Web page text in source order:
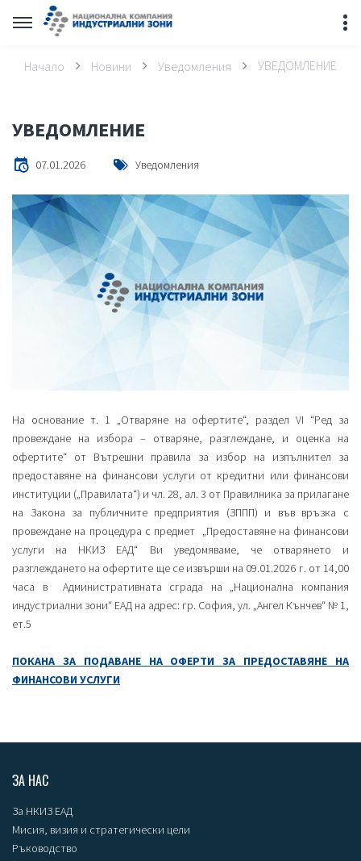
Начало Новини Уведомления УВЕДОМЛЕНИЕ
УВЕДОМЛЕНИЕ
07.01.2026 Уведомления
На основание т. 1 „Отваряне на офертите“, раздел VI “Ред за
провеждане на избора – отваряне, разглеждане, и оценка на
офертите“ от Вътрешни правила за избор на изпълнител за
предоставяне на финансови услуги от кредитни или финансови
институции („Правилата“) и чл. 28, ал. 3 от Правилника за прилагане
на Закона за публичните предприятия (ЗППП) и във връзка с
провеждане на процедура с предмет „Предоставяне на финансови
услуги на НКИЗ ЕАД“ Ви уведомяваме, че отварянето и
разглеждането на офертите ще се извърши на 09.01.2026 г. от 14,00
часа в Административната сграда на „Национална компания
индустриални зони“ ЕАД на адрес: гр. София, ул. „Ангел Кънчев“ № 1,
ет.5
ПОКАНА ЗА ПОДАВАНЕ НА ОФЕРТИ ЗА ПРЕДОСТАВЯНЕ НА
ФИНАНСОВИ УСЛУГИ
ЗА НАС
За НКИЗ ЕАД
Мисия, визия и стратегически цели
Ръководство